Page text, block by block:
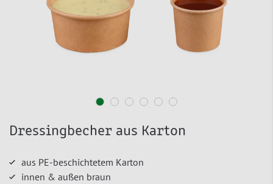
Dressingbecher aus Karton
aus PE-beschichtetem Karton
innen & außen braun